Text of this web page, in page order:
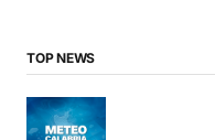
TOP NEWS